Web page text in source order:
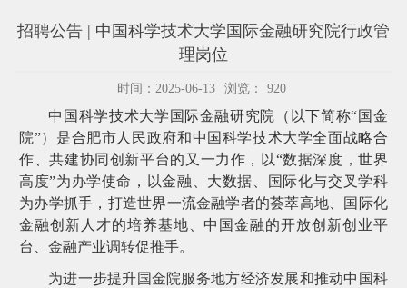
招聘公告 | 中国科学技术大学国际金融研究院行政管
理岗位
时间：2025-06-13 浏览： 920
中国科学技术大学国际金融研究院（以下简称“国金
院”）是合肥市人民政府和中国科学技术大学全面战略合
作、共建协同创新平台的又一力作，以“数据深度，世界
高度”为办学使命，以金融、大数据、国际化与交叉学科
为办学抓手，打造世界一流金融学者的荟萃高地、国际化
金融创新人才的培养基地、中国金融的开放创新创业平
台、金融产业调转促推手。
为进一步提升国金院服务地方经济发展和推动中国科